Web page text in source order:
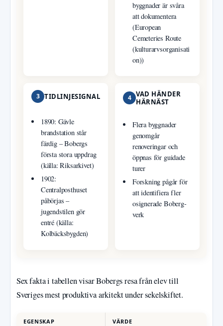
byggnader är svåra
att dokumentera
(European
Cemeteries Route
(kulturarvsorganisati
on))
3 TIDLINJESIGNAL
1890: Gävle
brandstation står
färdig – Bobergs
första stora uppdrag
(källa: Riksarkivet)
1902:
Centralposthuset
påbörjas –
jugendstilen gör
entré (källa:
Kolbäcksbygden)
4 VAD HÄNDER
HÄRNÄST
Flera byggnader
genomgår
renoveringar och
öppnas för guidade
turer
Forskning pågår för
att identifiera fler
osignerade Boberg-
verk
Sex fakta i tabellen visar Bobergs resa från elev till
Sveriges mest produktiva arkitekt under sekelskiftet.
EGENSKAP VÄRDE